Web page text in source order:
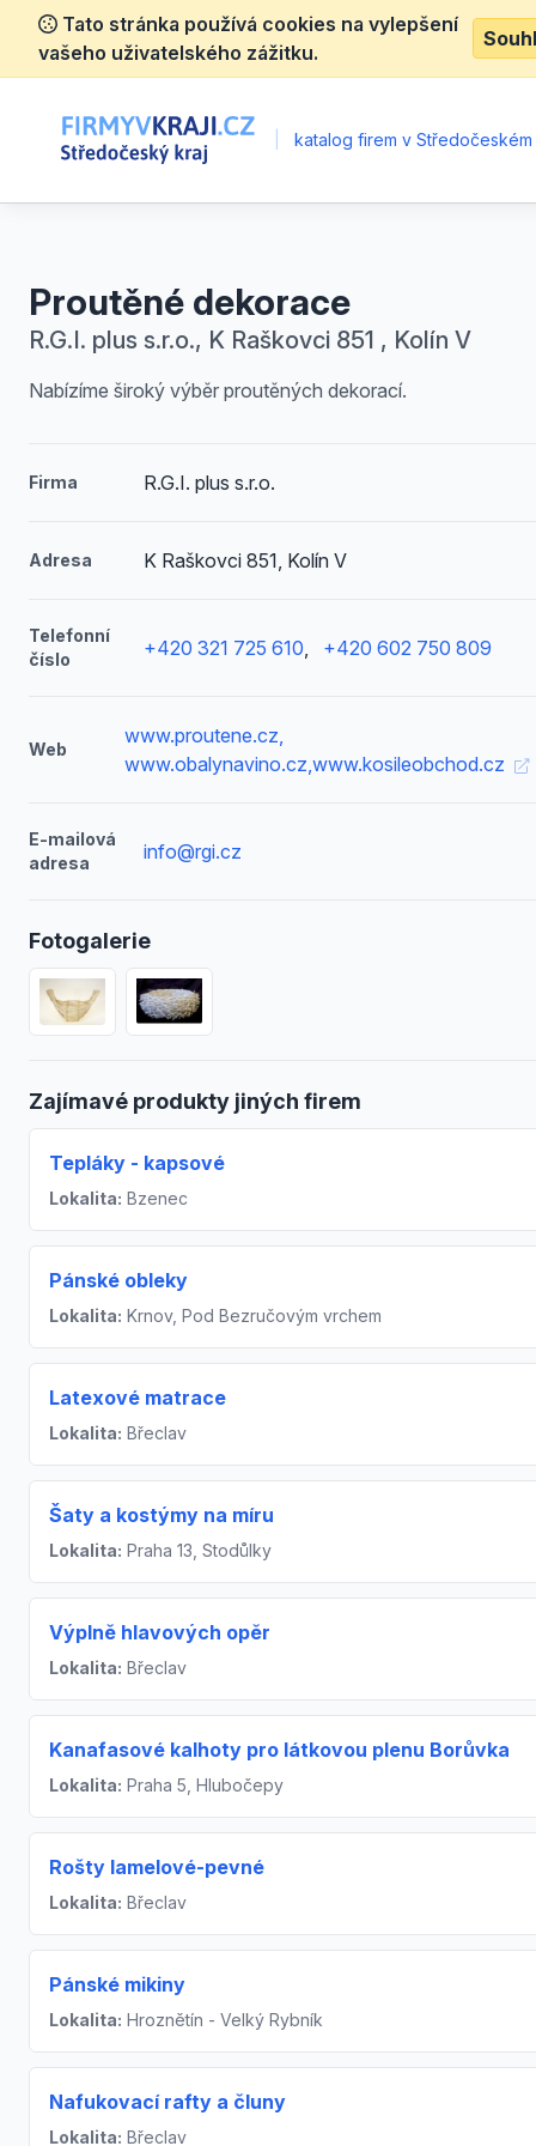
Tato stránka používá cookies na vylepšení
vašeho uživatelského zážitku.
katalog firem v Středočeském
Proutěné dekorace
R.G.I. plus s.r.o., K Raškovci 851 , Kolín V
Nabízíme široký výběr proutěných dekorací.
Firma R.G.I. plus s.r.o.
Adresa K Raškovci 851, Kolín V
Telefonní
číslo
+420 321 725 610, +420 602 750 809
Web
www.proutene.cz,
www.obalynavino.cz,www.kosileobchod.cz
E-mailová
adresa
info@rgi.cz
Fotogalerie
Zajímavé produkty jiných firem
Tepláky - kapsové
Lokalita: Bzenec
Pánské obleky
Lokalita: Krnov, Pod Bezručovým vrchem
Latexové matrace
Lokalita: Břeclav
Šaty a kostýmy na míru
Lokalita: Praha 13, Stodůlky
Výplně hlavových opěr
Lokalita: Břeclav
Kanafasové kalhoty pro látkovou plenu Borůvka
Lokalita: Praha 5, Hlubočepy
Rošty lamelové-pevné
Lokalita: Břeclav
Pánské mikiny
Lokalita: Hroznětín - Velký Rybník
Nafukovací rafty a čluny
Lokalita: Břeclav